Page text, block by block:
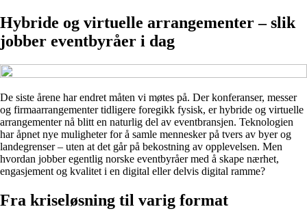
Hybride og virtuelle arrangementer – slik
jobber eventbyråer i dag
De siste årene har endret måten vi møtes på. Der konferanser, messer
og firmaarrangementer tidligere foregikk fysisk, er hybride og virtuelle
arrangementer nå blitt en naturlig del av eventbransjen. Teknologien
har åpnet nye muligheter for å samle mennesker på tvers av byer og
landegrenser – uten at det går på bekostning av opplevelsen. Men
hvordan jobber egentlig norske eventbyråer med å skape nærhet,
engasjement og kvalitet i en digital eller delvis digital ramme?
Fra kriseløsning til varig format